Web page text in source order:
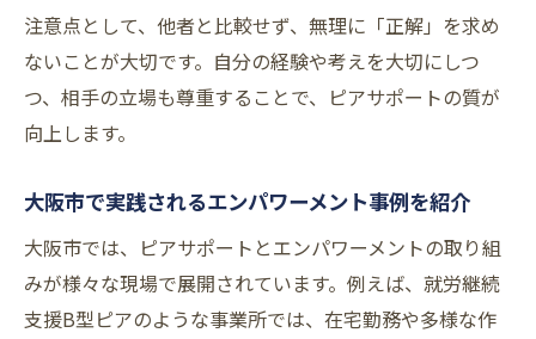
注意点として、他者と比較せず、無理に「正解」を求め
ないことが大切です。自分の経験や考えを大切にしつ
つ、相手の立場も尊重することで、ピアサポートの質が
向上します。
大阪市で実践されるエンパワーメント事例を紹介
大阪市では、ピアサポートとエンパワーメントの取り組
みが様々な現場で展開されています。例えば、就労継続
支援B型ピアのような事業所では、在宅勤務や多様な作